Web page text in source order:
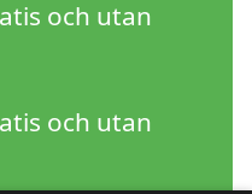
och utan
och utan